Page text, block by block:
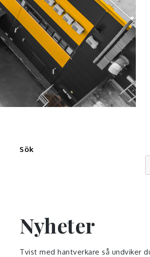
Sök
Nyheter
Tvist med hantverkare så undviker